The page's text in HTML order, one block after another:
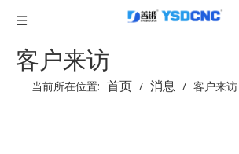
客户来访
当前所在位置: 首页 / 消息 / 客户来访